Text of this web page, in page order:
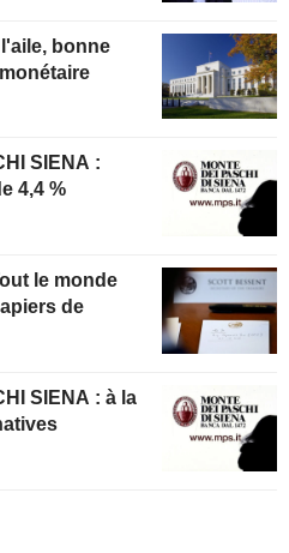
bonne
SIENA :
4,4 %
le monde
de
: à la